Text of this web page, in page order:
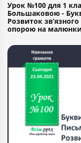
Урок №100 для 1
Большаковою -
Розвиток
опорою на